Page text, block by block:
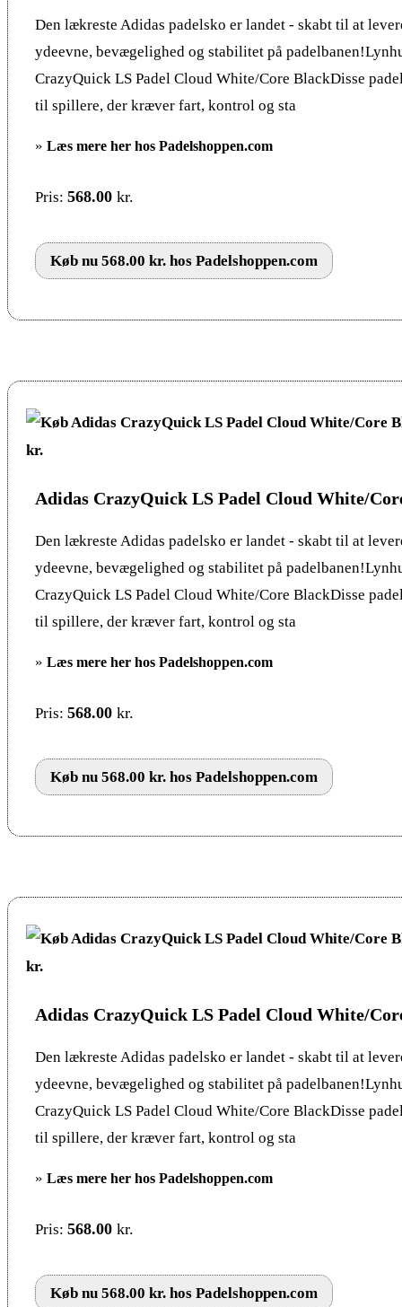
Den lækreste Adidas padelsko er landet - skabt til at
ydeevne, bevægelighed og stabilitet på
CrazyQuick LS Padel Cloud White/Core BlackDisse
til spillere, der kræver fart, kontrol og sta
» Læs mere her hos Padelshoppen.com
Pris: 568.00 kr.
Køb nu 568.00 kr. hos Padelshoppen.com
Adidas CrazyQuick LS Padel Cloud White/
Den lækreste Adidas padelsko er landet - skabt til at
ydeevne, bevægelighed og stabilitet på
CrazyQuick LS Padel Cloud White/Core BlackDisse
til spillere, der kræver fart, kontrol og sta
» Læs mere her hos Padelshoppen.com
Pris: 568.00 kr.
Køb nu 568.00 kr. hos Padelshoppen.com
Adidas CrazyQuick LS Padel Cloud White/
Den lækreste Adidas padelsko er landet - skabt til at
ydeevne, bevægelighed og stabilitet på
CrazyQuick LS Padel Cloud White/Core BlackDisse
til spillere, der kræver fart, kontrol og sta
» Læs mere her hos Padelshoppen.com
Pris: 568.00 kr.
Køb nu 568.00 kr. hos Padelshoppen.com